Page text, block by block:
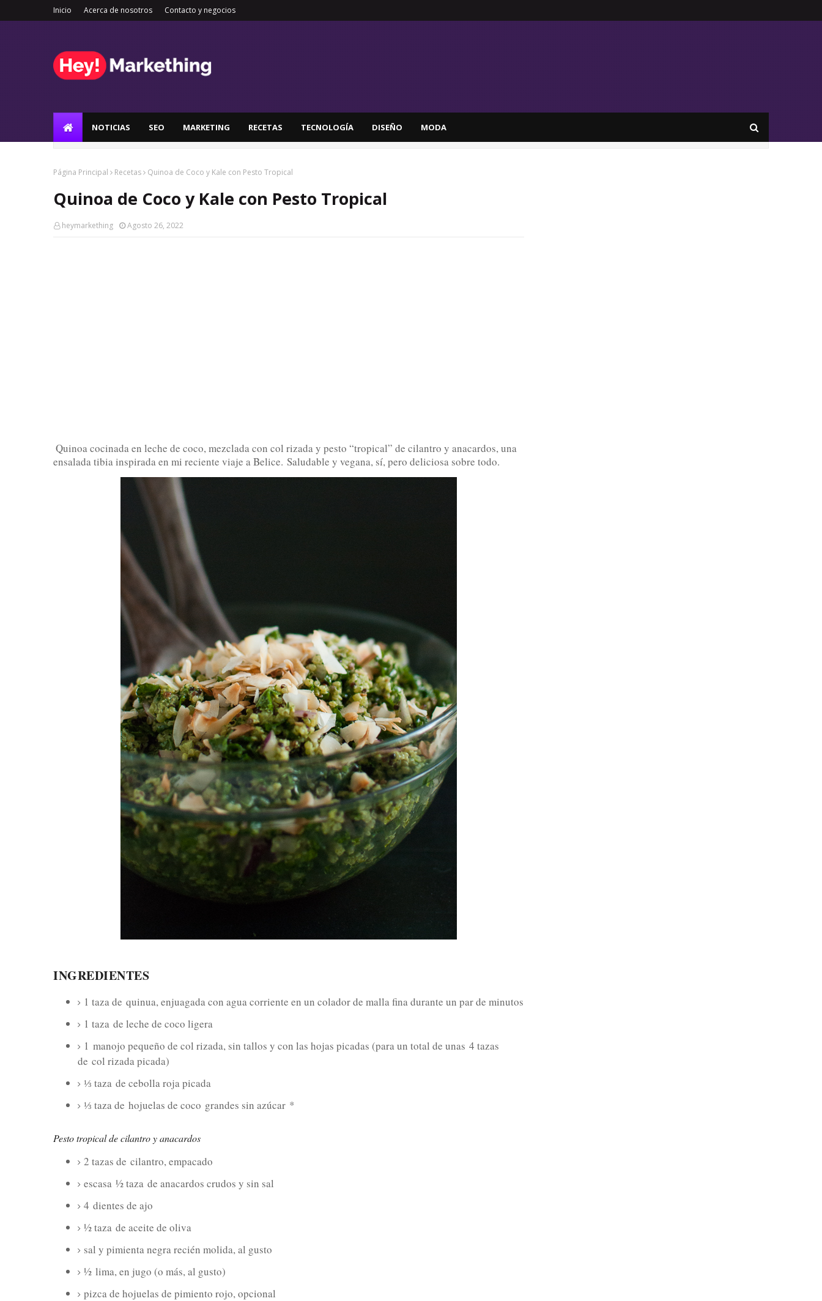
Inicio Acerca de nosotros Contacto y negocios
NOTICIAS SEO MARKETING RECETAS TECNOLOGÍA DISEÑO MODA
Página Principal Recetas Quinoa de Coco y Kale con Pesto Tropical
Quinoa de Coco y Kale con Pesto Tropical
heymarkething Agosto 26, 2022
Quinoa cocinada en leche de coco, mezclada con col rizada y pesto “tropical” de cilantro y anacardos, una
ensalada tibia inspirada en mi reciente viaje a Belice. Saludable y vegana, sí, pero deliciosa sobre todo.
INGREDIENTES
1 taza de quinua, enjuagada con agua corriente en un colador de malla fina durante un par de minutos
1 taza de leche de coco ligera
1 manojo pequeño de col rizada, sin tallos y con las hojas picadas (para un total de unas 4 tazas
de col rizada picada)
⅓ taza de cebolla roja picada
⅓ taza de hojuelas de coco grandes sin azúcar *
Pesto tropical de cilantro y anacardos
2 tazas de cilantro, empacado
escasa ½ taza de anacardos crudos y sin sal
4 dientes de ajo
½ taza de aceite de oliva
sal y pimienta negra recién molida, al gusto
½ lima, en jugo (o más, al gusto)
pizca de hojuelas de pimiento rojo, opcional